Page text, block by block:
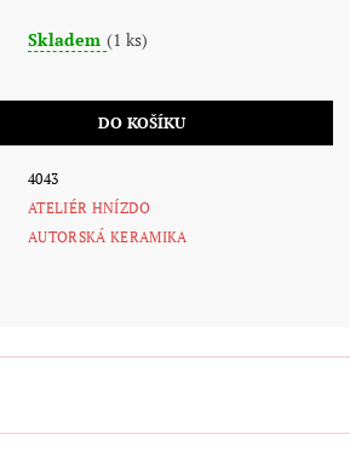
Skladem (1 ks)
4043
ATELIÉR HNÍZDO
AUTORSKÁ KERAMIKA